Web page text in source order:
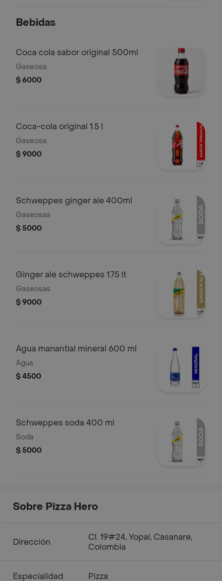
Bebidas
Coca cola sabor original 500ml
Gaseosa.
$ 6000
Coca-cola original 1.5 l
Gaseosa.
$ 9000
Schweppes ginger ale 400ml
Gaseosas
$ 5000
Ginger ale schweppes 1.75 lt
Gaseosas
$ 9000
Agua manantial mineral 600 ml
Agua.
$ 4500
Schweppes soda 400 ml
Soda
$ 5000
Sobre Pizza Hero
Dirección
Cl. 19#24, Yopal, Casanare,
Colombia
Especialidad Pizza